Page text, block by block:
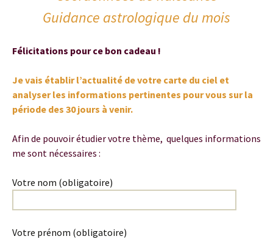
Guidance astrologique du mois
Félicitations pour ce bon cadeau !
Je vais établir l’actualité de votre carte du ciel et
analyser les informations pertinentes pour vous sur la
période des 30 jours à venir.
Afin de pouvoir étudier votre thème, quelques informations
me sont nécessaires :
Votre nom (obligatoire)
Votre prénom (obligatoire)